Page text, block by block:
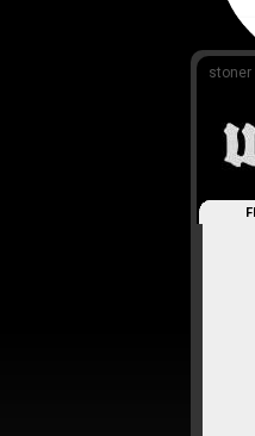
stoner